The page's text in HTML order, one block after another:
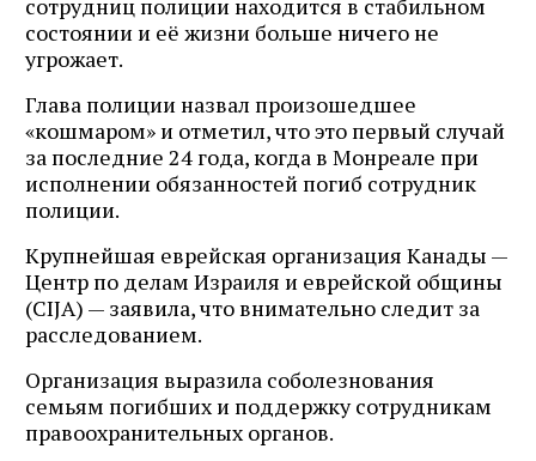
состоянии и её жизни больше ничего не
угрожает.
Глава полиции назвал произошедшее
«кошмаром» и отметил, что это первый случай
за последние 24 года, когда в Монреале при
исполнении обязанностей погиб сотрудник
полиции.
Крупнейшая еврейская организация Канады —
Центр по делам Израиля и еврейской общины
(CIJA) — заявила, что внимательно следит за
расследованием.
Организация выразила соболезнования
семьям погибших и поддержку сотрудникам
правоохранительных органов.